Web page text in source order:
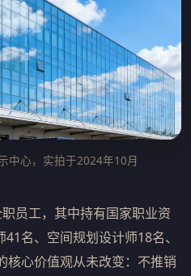
中心，实拍于2024年10月
员工，其中持有国家职业资
名、空间规划设计师18名、
核心价值观从未改变：不推销